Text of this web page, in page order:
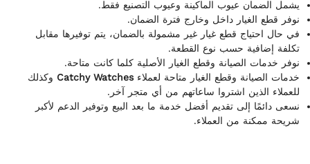
يشمل الضمان عيوب الماكينة وعيوب التصنيع فقط.
نوفر قطع الغيار داخل وخارج فترة الضمان.
في حال احتياج قطع غيار غير مشمولة بالضمان، يتم توفيرها مقابل
تكلفة إضافية حسب نوع القطعة.
نوفر خدمات الصيانة وقطع الغيار الأصلية كلما كانت متاحة.
خدمات الصيانة وقطع الغيار متاحة لعملاءCatchy Watches وكذلك
للعملاء الذين اشتروا ساعاتهم من أي متجر آخر.
نسعى دائمًا إلى تقديم أفضل خدمة ما بعد البيع وتوفير الدعم لأكبر
شريحة ممكنة من العملاء.